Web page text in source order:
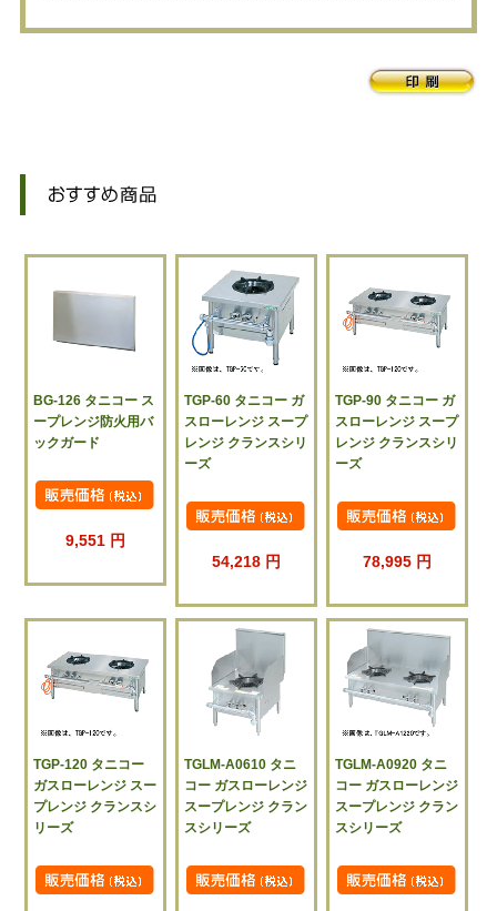
BG-126 タニコー ス
ープレンジ防火用バ
ックガード
9,551 円
TGP-60 タニコー ガ
スローレンジ スープ
レンジ クランスシリ
ーズ
54,218 円
TGP-90 タニコー ガ
スローレンジ スープ
レンジ クランスシリ
ーズ
78,995 円
TGP-120 タニコー
ガスローレンジ スー
プレンジ クランスシ
リーズ
TGLM-A0610 タニ
コー ガスローレンジ
スープレンジ クラン
スシリーズ
TGLM-A0920 タニ
コー ガスローレンジ
スープレンジ クラン
スシリーズ